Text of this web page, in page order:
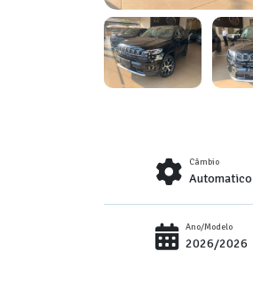
Câmbio
Automatico
Ano/Modelo
2026/2026